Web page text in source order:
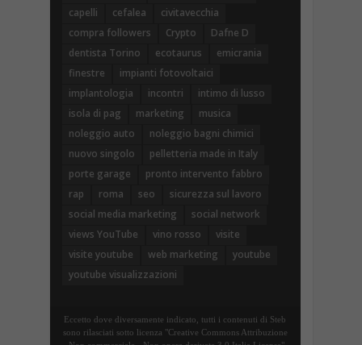
capelli
cefalea
civitavecchia
compra followers
Crypto
Dafne D
dentista Torino
ecotaurus
emicrania
finestre
impianti fotovoltaici
implantologia
incontri
intimo di lusso
isola di pag
marketing
musica
noleggio auto
noleggio bagni chimici
nuovo singolo
pelletteria made in Italy
porte garage
pronto intervento fabbro
rap
roma seo
sicurezza sul lavoro
social media marketing
social network
views YouTube
vino rosso
visite
visite youtube
web marketing
youtube
youtube visualizzazioni
Eccetto dove diversamente indicato, tutti i contenuti di Steb
sono rilasciati sotto licenza "Creative Commons Attribuzione